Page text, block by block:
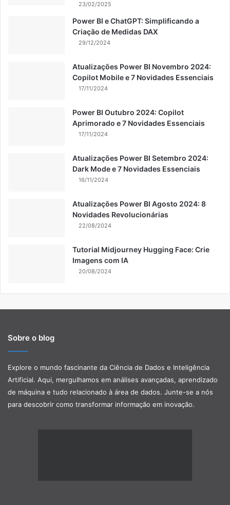
23/02/2025
Power BI e ChatGPT: Simplificando a
Criação de Medidas DAX
29/12/2024
Atualizações Power BI Novembro 2024:
Copilot Mobile e 7 Novidades Essenciais
17/11/2024
Power BI Outubro 2024: Copilot
Aprimorado e 7 Novidades Essenciais
17/11/2024
Atualizações Power BI Setembro 2024:
Dark Mode e 7 Novidades Essenciais
16/11/2024
Atualizações Power BI Agosto 2024: 8
Novidades Revolucionárias
22/08/2024
Tutorial Midjourney Hugging Face: Crie
Imagens com IA
20/08/2024
Sobre o blog
Explore o mundo fascinante da Ciência de Dados e Inteligência
Artificial. Aqui, mergulhamos em análises avançadas, aprendizado
de máquina e tudo relacionado à área de dados. Junte-se a nós
para descobrir como transformar informação em inovação.